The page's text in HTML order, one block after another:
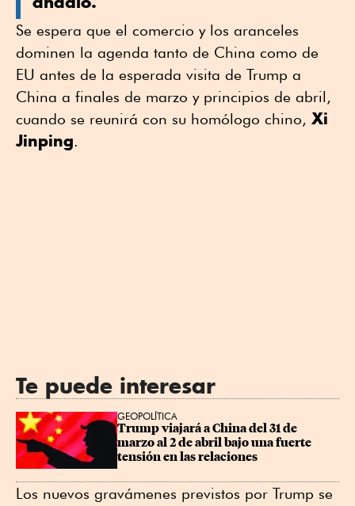
Se espera que el comercio y los aranceles
dominen la agenda tanto de China como de
EU antes de la esperada visita de Trump a
China a finales de marzo y principios de abril,
cuando se reunirá con su homólogo chino, Xi
Jinping.
Te puede interesar
GEOPOLÍTICA
Trump viajará a China del 31 de
marzo al 2 de abril bajo una fuerte
tensión en las relaciones
Los nuevos gravámenes previstos por Trump se